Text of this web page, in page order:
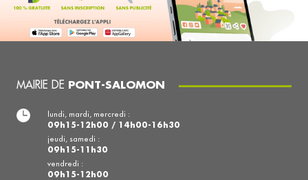
MAIRIE DE PONT-SALOMON
lundi, mardi, mercredi :
09h15-12h00 / 14h00-16h30
jeudi, samedi :
09h15-11h30
vendredi :
09h15-12h00